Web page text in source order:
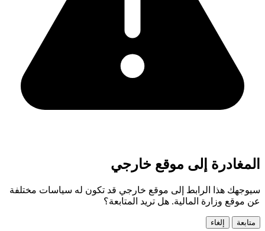
المغادرة إلى موقع خارجي
سيوجهك هذا الرابط إلى موقع خارجي قد تكون له سياسات مختلفة
عن موقع وزارة المالية. هل تريد المتابعة؟
متابعة إلغاء